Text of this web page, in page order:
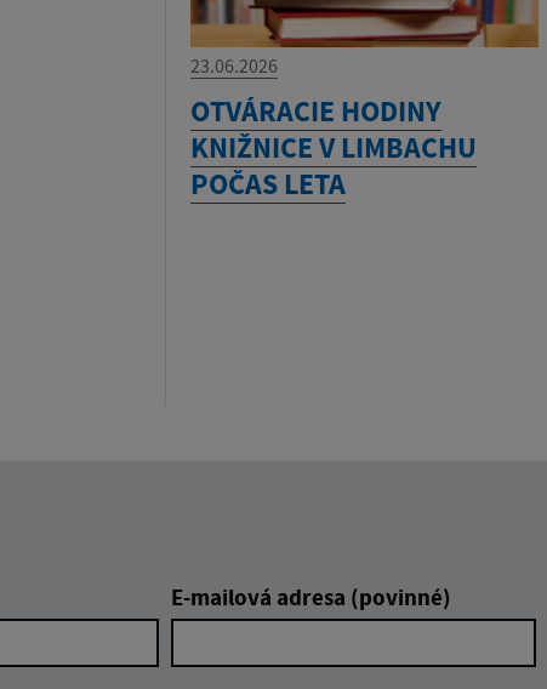
23.06.2026
OTVÁRACIE HODINY
KNIŽNICE V LIMBACHU
POČAS LETA
E-mailová adresa (povinné)